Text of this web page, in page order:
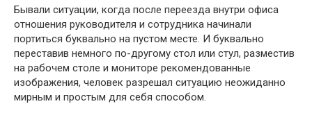
Бывали ситуации, когда после переезда внутри офиса
отношения руководителя и сотрудника начинали
портиться буквально на пустом месте. И буквально
переставив немного по-другому стол или стул, разместив
на рабочем столе и мониторе рекомендованные
изображения, человек разрешал ситуацию неожиданно
мирным и простым для себя способом.